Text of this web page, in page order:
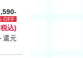
OFF
込)
還元